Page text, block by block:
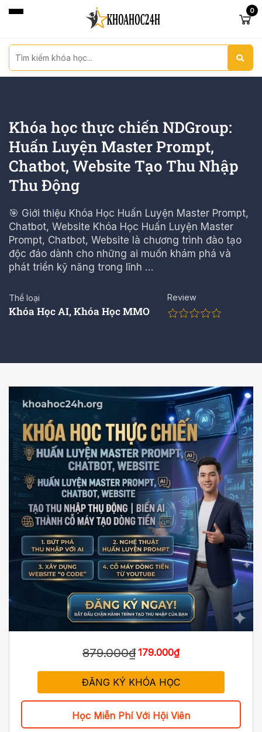
0
Khóa học thực chiến NDGroup:
Huấn Luyện Master Prompt,
Chatbot, Website Tạo Thu Nhập
Thu Động
🎯 Giới thiệu Khóa Học Huấn Luyện Master Prompt,
Chatbot, Website Khóa Học Huấn Luyện Master
Prompt, Chatbot, Website là chương trình đào tạo
độc đáo dành cho những ai muốn khám phá và
phát triển kỹ năng trong lĩnh …
Thể loại
Khóa Học AI,Khóa Học MMO
Review
879.000₫ 179.000₫
ĐĂNG KÝ KHÓA HỌC
Học Miễn Phí Với Hội Viên